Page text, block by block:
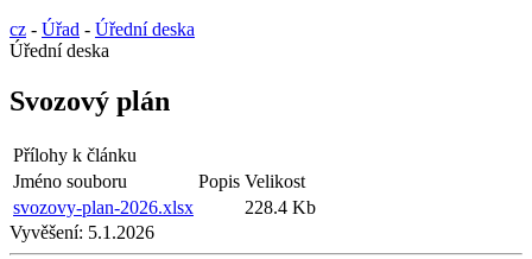
cz - Úřad - Úřední deska
Úřední deska
Svozový plán
Přílohy k článku
Jméno souboru
Popis Velikost
svozovy-plan-2026.xlsx
228.4 Kb
Vyvěšení: 5.1.2026